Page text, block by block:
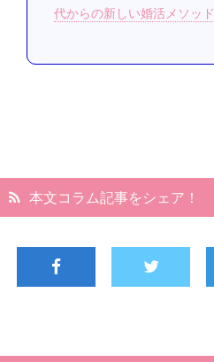
代からの新しい婚活メソッド
本文コラム記事をシェア！